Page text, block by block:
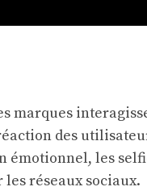
marques
des
émotionnel, les
les réseaux sociaux.